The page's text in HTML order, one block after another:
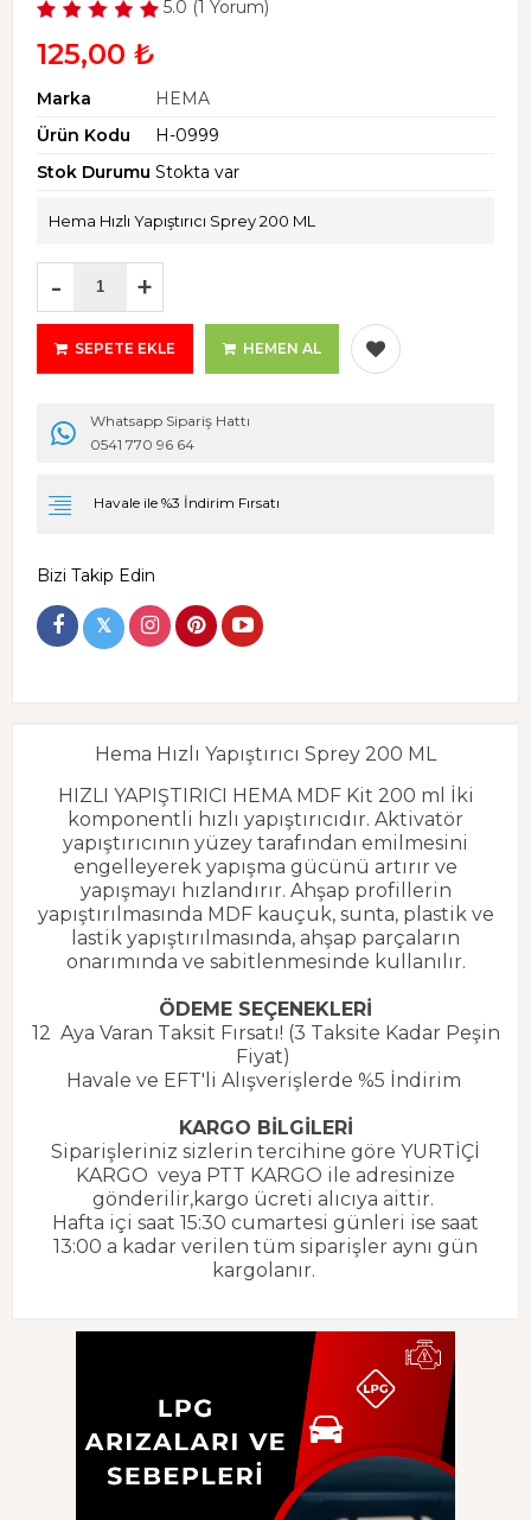
5.0 (1 Yorum)
125,00 ₺
Marka
HEMA
Ürün Kodu
H-0999
Stok Durumu Stokta var
Hema Hızlı Yapıştırıcı Sprey 200 ML
- +
SEPETE EKLE HEMEN AL
Whatsapp Sipariş Hattı
0541 770 96 64
Havale ile %3 İndirim Fırsatı
Bizi Takip Edin
𝕏
Hema Hızlı Yapıştırıcı Sprey 200 ML
HIZLI YAPIŞTIRICI HEMA MDF Kit 200 ml İki
komponentli hızlı yapıştırıcıdır. Aktivatör
yapıştırıcının yüzey tarafından emilmesini
engelleyerek yapışma gücünü artırır ve
yapışmayı hızlandırır. Ahşap profillerin
yapıştırılmasında MDF kauçuk, sunta, plastik ve
lastik yapıştırılmasında, ahşap parçaların
onarımında ve sabitlenmesinde kullanılır.
ÖDEME SEÇENEKLERİ
12 Aya Varan Taksit Fırsatı! (3 Taksite Kadar Peşin
Fiyat)
Havale ve EFT'li Alışverişlerde %5 İndirim
KARGO BİLGİLERİ
Siparişleriniz sizlerin tercihine göre YURTİÇİ
KARGO veya PTT KARGO ile adresinize
gönderilir,kargo ücreti alıcıya aittir.
Hafta içi saat 15:30 cumartesi günleri ise saat
13:00 a kadar verilen tüm siparişler aynı gün
kargolanır.